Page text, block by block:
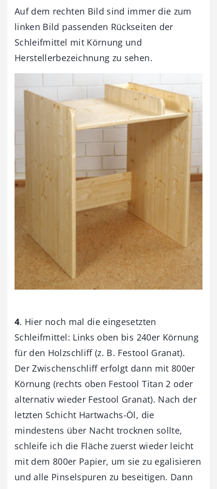
Auf dem rechten Bild sind immer die zum
linken Bild passenden Rückseiten der
Schleifmittel mit Körnung und
Herstellerbezeichnung zu sehen.
4. Hier noch mal die eingesetzten
Schleifmittel: Links oben bis 240er Körnung
für den Holzschliff (z. B. Festool Granat).
Der Zwischenschliff erfolgt dann mit 800er
Körnung (rechts oben Festool Titan 2 oder
alternativ wieder Festool Granat). Nach der
letzten Schicht Hartwachs-Öl, die
mindestens über Nacht trocknen sollte,
schleife ich die Fläche zuerst wieder leicht
mit dem 800er Papier, um sie zu egalisieren
und alle Pinselspuren zu beseitigen. Dann